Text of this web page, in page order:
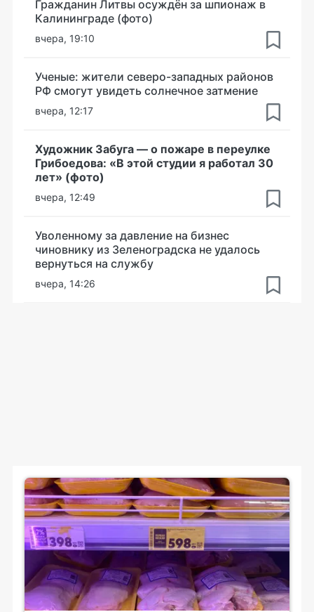
Гражданин Литвы осуждён за шпионаж в
Калининграде (фото)
вчера, 19:10
Ученые: жители северо-западных районов
РФ смогут увидеть солнечное затмение
вчера, 12:17
Художник Забуга — о пожаре в переулке
Грибоедова: «В этой студии я работал 30
лет» (фото)
вчера, 12:49
Уволенному за давление на бизнес
чиновнику из Зеленоградска не удалось
вернуться на службу
вчера, 14:26